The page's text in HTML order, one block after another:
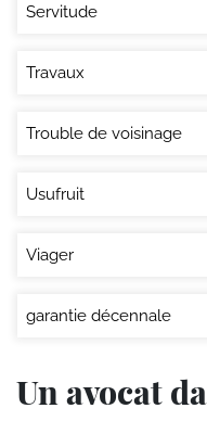
Servitude
Travaux
Trouble de voisinage
Usufruit
Viager
garantie décennale
Un avocat